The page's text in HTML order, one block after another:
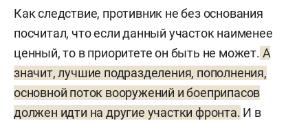
Как следствие, противник не без основания
посчитал, что если данный участок наименее
ценный, то в приоритете он быть не может. А
значит, лучшие подразделения, пополнения,
основной поток вооружений и боеприпасов
должен идти на другие участки фронта. И в